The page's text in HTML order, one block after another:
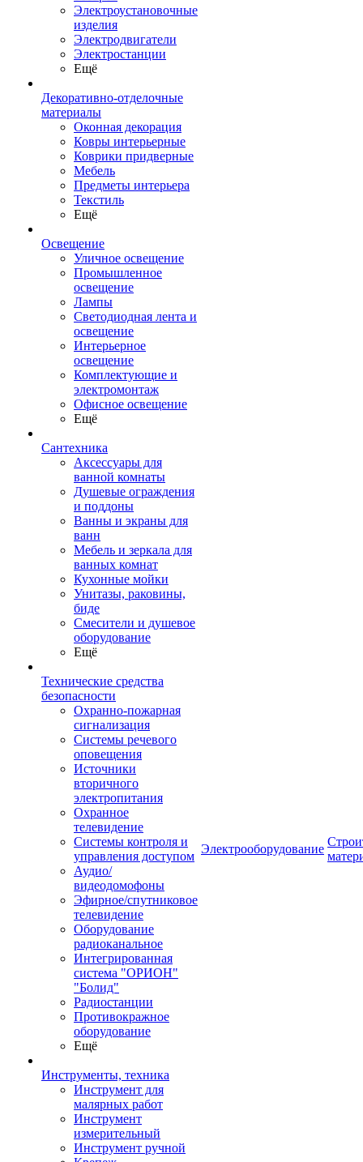
Электроустановочные
изделия
Электродвигатели
Электростанции
Ещё
Декоративно-отделочные
материалы
Оконная декорация
Ковры интерьерные
Коврики придверные
Мебель
Предметы интерьера
Текстиль
Ещё
Освещение
Уличное освещение
Промышленное
освещение
Лампы
Светодиодная лента и
освещение
Интерьерное
освещение
Комплектующие и
электромонтаж
Офисное освещение
Ещё
Сантехника
Аксессуары для
ванной комнаты
Душевые ограждения
и поддоны
Ванны и экраны для
ванн
Мебель и зеркала для
ванных комнат
Кухонные мойки
Унитазы, раковины,
биде
Смесители и душевое
оборудование
Ещё
Технические средства
безопасности
Охранно-пожарная
сигнализация
Системы речевого
оповещения
Источники
вторичного
электропитания
Охранное
телевидение
Системы контроля и
управления доступом
Аудио/
видеодомофоны
Эфирное/спутниковое
телевидение
Оборудование
радиоканальное
Интегрированная
система "ОРИОН"
"Болид"
Радиостанции
Противокражное
оборудование
Ещё
Инструменты, техника
Инструмент для
малярных работ
Инструмент
измерительный
Инструмент ручной
Электрооборудование